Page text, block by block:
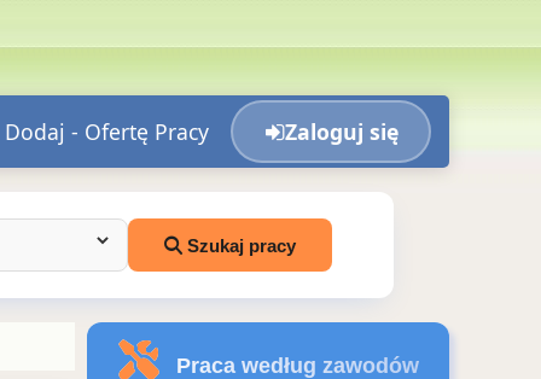
Dodaj - Ofertę Pracy Zaloguj się
Szukaj pracy
Praca według zawodów